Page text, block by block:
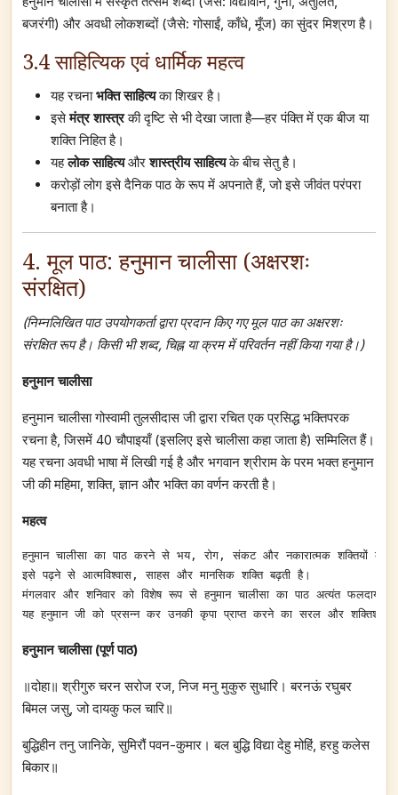
बजरंगी) और अवधी लोकशब्दों (जैसे: गोसाईं, काँधे, मूँज) का सुंदर मिश्रण है।
3.4 साहित्यिक एवं धार्मिक महत्व
यह रचनाभक्ति साहित्यका शिखर है।
इसेमंत्र शास्त्रकी दृष्टि से भी देखा जाता है—हर पंक्ति में एक बीज या
शक्ति निहित है।
यहलोक साहित्यऔरशास्त्रीय साहित्यके बीच सेतु है।
करोड़ों लोग इसे दैनिक पाठ के रूप में अपनाते हैं, जो इसे जीवंत परंपरा
बनाता है।
4. मूल पाठ: हनुमान चालीसा (अक्षरशः
संरक्षित)
(निम्नलिखित पाठ उपयोगकर्ता द्वारा प्रदान किए गए मूल पाठ का अक्षरशः
संरक्षित रूप है। किसी भी शब्द, चिह्न या क्रम में परिवर्तन नहीं किया गया है।)
हनुमान चालीसा
हनुमान चालीसा गोस्वामी तुलसीदास जी द्वारा रचित एक प्रसिद्ध भक्तिपरक
रचना है, जिसमें 40 चौपाइयाँ (इसलिए इसे चालीसा कहा जाता है) सम्मिलित हैं।
यह रचना अवधी भाषा में लिखी गई है और भगवान श्रीराम के परम भक्त हनुमान
जी की महिमा, शक्ति, ज्ञान और भक्ति का वर्णन करती है।
महत्व
हनुमान चालीसा का पाठ करने से भय, रोग, संकट और नकारात्मक शक्तियों का
इसे पढ़ने से आत्मविश्वास, साहस और मानसिक शक्ति बढ़ती है।
मंगलवार और शनिवार को विशेष रूप से हनुमान चालीसा का पाठ अत्यंत फलदायी
हनुमान चालीसा (पूर्ण पाठ)
॥दोहा॥ श्रीगुरु चरन सरोज रज, निज मनु मुकुरु सुधारि। बरनऊं रघुबर
बिमल जसु, जो दायकु फल चारि॥
बुद्धिहीन तनु जानिके, सुमिरौं पवन-कुमार। बल बुद्धि विद्या देहु मोहिं, हरहु कलेस
बिकार॥